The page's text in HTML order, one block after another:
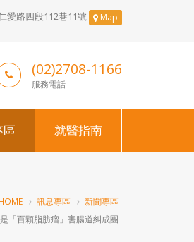
愛路四段112巷11號 Map
(02)2708-1166
服務電話
區 就醫指南
HOME 訊息專區
新聞專區
「百顆脂肪瘤」害腸道糾成團